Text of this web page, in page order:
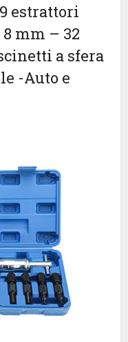
9 estrattori
mm – 32
a sfera
-Auto e